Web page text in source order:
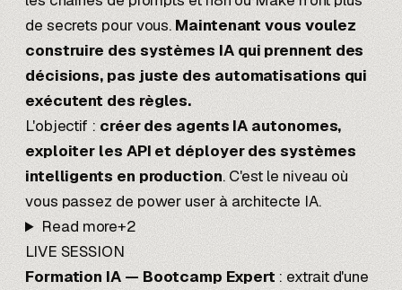
de secrets pour vous. Maintenant vous voulez
construire des systèmes IA qui prennent des
décisions, pas juste des automatisations qui
exécutent des règles.
L'objectif : créer des agents IA autonomes,
exploiter les API et déployer des systèmes
intelligents en production. C'est le niveau où
vous passez de power user à architecte IA.
Read more+2
LIVE SESSION
Formation IA — Bootcamp Expert : extrait d'une